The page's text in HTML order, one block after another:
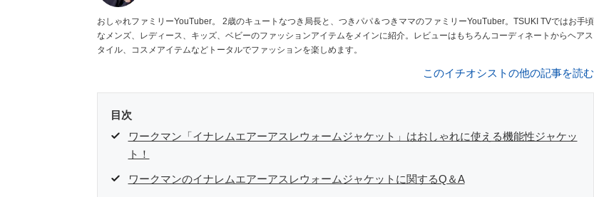
おしゃれファミリーYouTuber。 2歳のキュートなつき局長と、つきパパ＆つきママのファミリーYouTuber。TSUKI TVではお手頃
なメンズ、レディース、キッズ、ベビーのファッションアイテムをメインに紹介。レビューはもちろんコーディネートからヘアス
タイル、コスメアイテムなどトータルでファッションを楽しめます。
このイチオシストの他の記事を読む
目次
ワークマン「イナレムエアーアスレウォームジャケット」はおしゃれに使える機能性ジャケッ
ト！
ワークマンのイナレムエアーアスレウォームジャケットに関するQ＆A